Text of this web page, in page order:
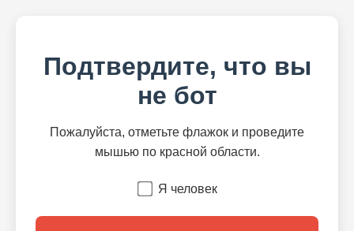
Подтвердите, что вы
не бот
Пожалуйста, отметьте флажок и проведите
мышью по красной области.
Я человек